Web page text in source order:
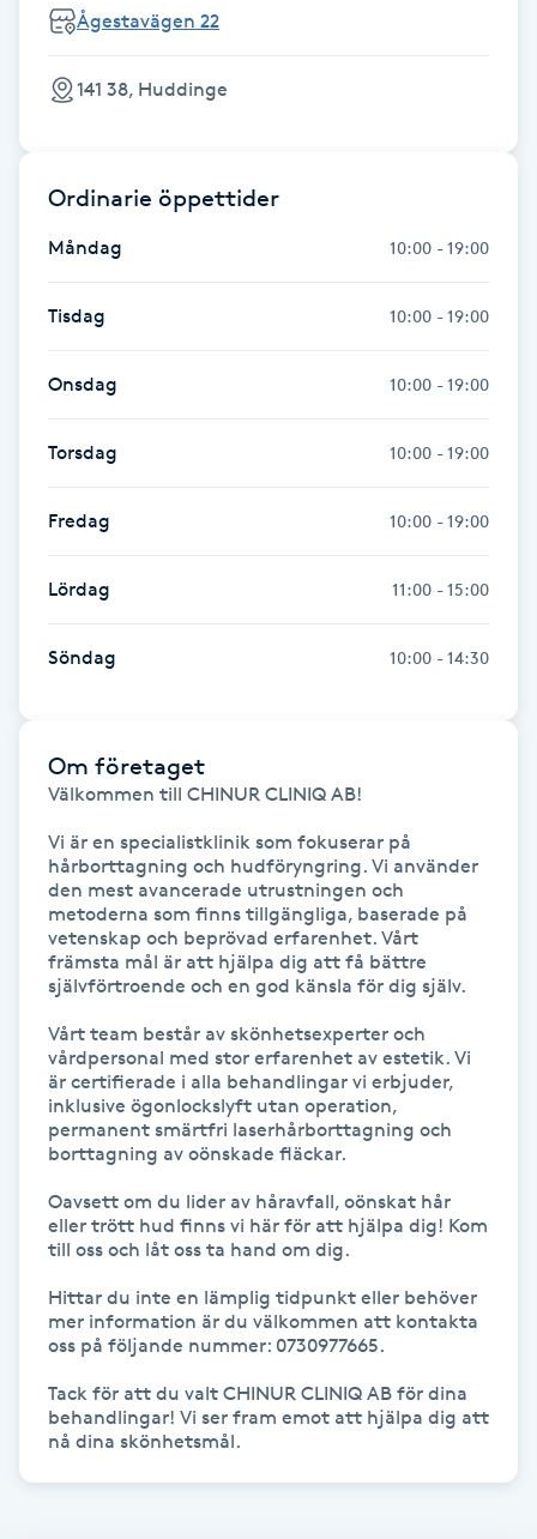
Funktionsanalys
Färgning
Föning
Gel naglar
Gelenaglar
Gellack
Gellack med förstärkning
Gravidmassage
Gravidyoga
Gruppträning
Gua Sha-massage
Headspa
Healing
Herrklippning
HIFU
Hollywood Peel
Hot Stone Massage
Hot yoga
Hudföryngring
Huduppstramning
Ågestavägen 22
141 38, Huddinge
Ordinarie öppettider
Måndag 10:00 - 19:00
Tisdag 10:00 - 19:00
Onsdag 10:00 - 19:00
Torsdag 10:00 - 19:00
Fredag 10:00 - 19:00
Lördag 11:00 - 15:00
Söndag 10:00 - 14:30
Om företaget
Välkommen till CHINUR CLINIQ AB!
Vi är en specialistklinik som fokuserar på
hårborttagning och hudföryngring. Vi använder
den mest avancerade utrustningen och
metoderna som finns tillgängliga, baserade på
vetenskap och beprövad erfarenhet. Vårt
främsta mål är att hjälpa dig att få bättre
självförtroende och en god känsla för dig själv.
Vårt team består av skönhetsexperter och
vårdpersonal med stor erfarenhet av estetik. Vi
är certifierade i alla behandlingar vi erbjuder,
inklusive ögonlockslyft utan operation,
permanent smärtfri laserhårborttagning och
borttagning av oönskade fläckar.
Oavsett om du lider av håravfall, oönskat hår
eller trött hud finns vi här för att hjälpa dig! Kom
till oss och låt oss ta hand om dig.
Hittar du inte en lämplig tidpunkt eller behöver
mer information är du välkommen att kontakta
oss på följande nummer: 0730977665.
Tack för att du valt CHINUR CLINIQ AB för dina
behandlingar! Vi ser fram emot att hjälpa dig att
nå dina skönhetsmål.